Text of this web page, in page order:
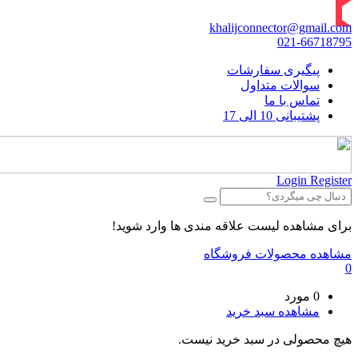
khalijconnector@gmail.com
021-66718795
پیگیری سفارشات
سوالات متداول
تماس با ما
پشتیبانی 10 الی 17
Login Register
برای مشاهده لیست علاقه مندی ها وارد شوید!
مشاهده محصولات فروشگاه
0
0 مورد
مشاهده سبد خرید
هیچ محصولی در سبد خرید نیست.